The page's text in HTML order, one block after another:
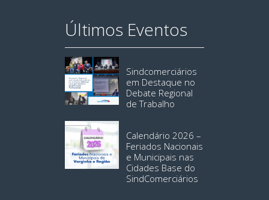
Últimos Eventos
Sindcomerciários
em Destaque no
Debate Regional
de Trabalho
Calendário 2026 –
Feriados Nacionais
e Municipais nas
Cidades Base do
SindComerciários